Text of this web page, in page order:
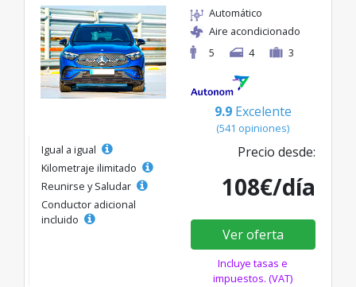
Automático
Aire acondicionado
5
4 3
9.9 Excelente
(541 opiniones)
Igual a igual
Kilometraje ilimitado
Reunirse y Saludar
Conductor adicional
incluido
Precio desde:
108€/día
Ver oferta
Incluye tasas e
impuestos. (VAT)